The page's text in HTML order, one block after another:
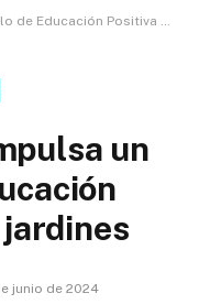
Positiva en los jardines
un
junio de 2024